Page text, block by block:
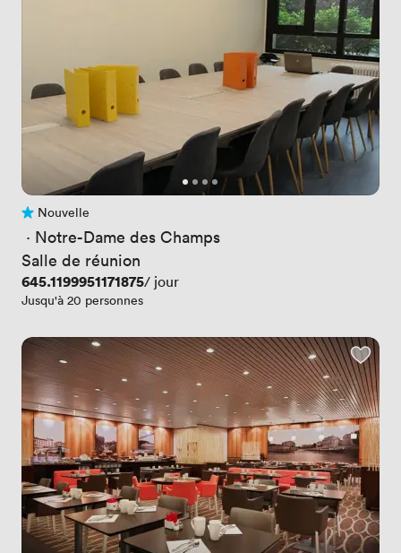
Pas encore d'avis
Nouvelle
· Notre-Dame des Champs
Salle de réunion
Prix
645.1199951171875/ jour
Jusqu'à 20 personnes